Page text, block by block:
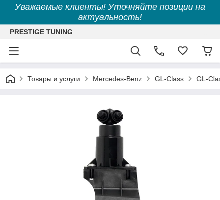
Уважаемые клиенты! Уточняйте позиции на
актуальность!
PRESTIGE TUNING
Товары и услуги Mercedes-Benz GL-Class GL-